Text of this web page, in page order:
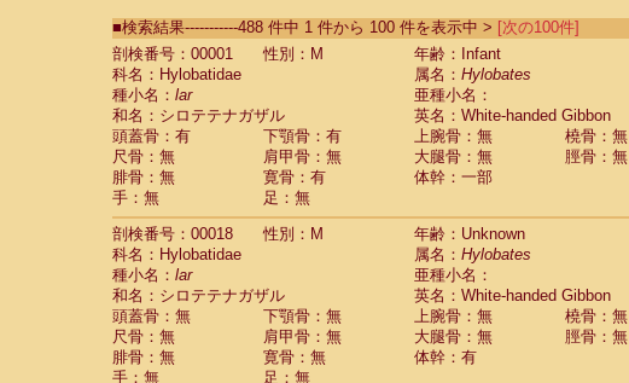
CebidaeSaguinus labiatus(29)
Cebidae Saguinus leucopus (5)
CebidaeSaguinus midas
Cebidae
CebidaeSaguinus nigricollis (48)
Cebidae Saguinus oedipus
Cebidae Saguinus weddelli (10)
Cebidae Saguinusspp.
Cebidae Aotus trivirgatus
Cebidae Cebus albifrons
CebidaeCebus apella
Cebidae
CebidaeCebus nigrivittatus
Cebidae Cebusspp.(0)
Cebidae Saimiri boliviensis
Cebidae Saimiri sciureus
■検索結果-----------488 件中 1 件から 100 件を表示中 > [次の100件]
剖検番号：00001
性別：M
年齢：Infant
科名：Hylobatidae
属名： Hylobates
種小名： lar
亜種小名：
和名：シロテテナガザル
英名：White-handed Gibbon
頭蓋骨：有
下顎骨：有 上腕骨：無
橈骨：無
尺骨：無
肩甲骨：無 大腿骨：無
脛骨：無
腓骨：無
寛骨：有
体幹：一部
手：無
足：無
剖検番号：00018
性別：M
年齢：Unknown
科名：Hylobatidae
属名： Hylobates
種小名： lar
亜種小名：
和名：シロテテナガザル
英名：White-handed Gibbon
頭蓋骨：無
下顎骨：無 上腕骨：無
橈骨：無
尺骨：無
肩甲骨：無 大腿骨：無
脛骨：無
腓骨：無
寛骨：無
体幹：有
手：無
足：無